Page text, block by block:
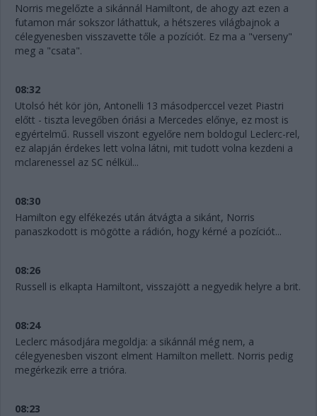
Norris megelőzte a sikánnál Hamiltont, de ahogy azt ezen a
futamon már sokszor láthattuk, a hétszeres világbajnok a
célegyenesben visszavette tőle a pozíciót. Ez ma a "verseny"
meg a "csata".
08:32
Utolsó hét kör jön, Antonelli 13 másodperccel vezet Piastri
előtt - tiszta levegőben óriási a Mercedes előnye, ez most is
egyértelmű. Russell viszont egyelőre nem boldogul Leclerc-rel,
ez alapján érdekes lett volna látni, mit tudott volna kezdeni a
mclarenessel az SC nélkül...
08:30
Hamilton egy elfékezés után átvágta a sikánt, Norris
panaszkodott is mögötte a rádión, hogy kérné a pozíciót...
08:26
Russell is elkapta Hamiltont, visszajött a negyedik helyre a brit.
08:24
Leclerc másodjára megoldja: a sikánnál még nem, a
célegyenesben viszont elment Hamilton mellett. Norris pedig
megérkezik erre a trióra.
08:23